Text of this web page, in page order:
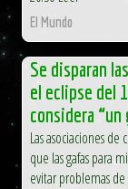
El Mundo
Se disparan
el eclipse del
considera “un
Las asociaciones
que las gafas para
evitar problemas de